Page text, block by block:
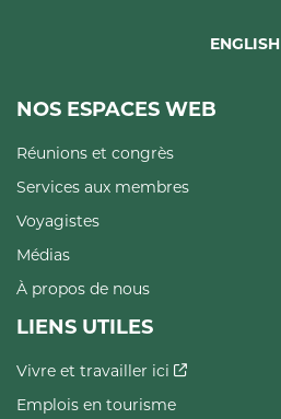
ENGLISH
NOS ESPACES WEB
Réunions et congrès
Services aux membres
Voyagistes
Médias
À propos de nous
LIENS UTILES
Vivre et travailler ici
Emplois en tourisme